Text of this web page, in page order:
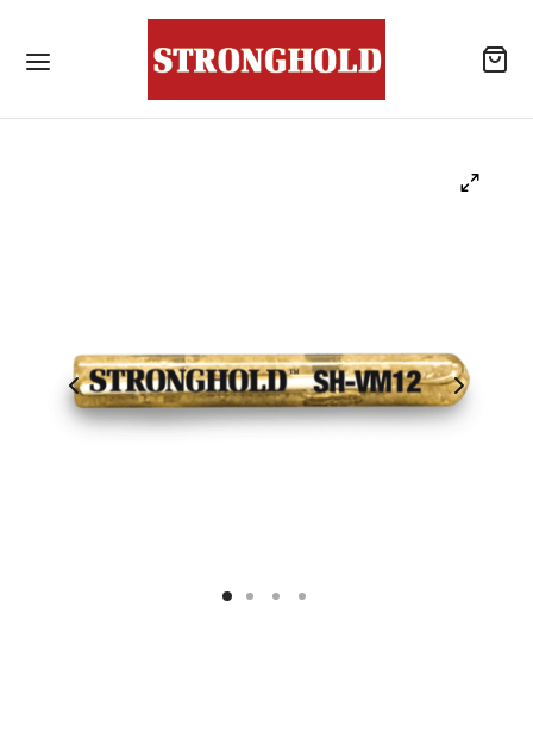
บไม่เจาะนำปลายสว่าน
เสริมสำหรับหลังคา
คมีสำหรับงานเจาะเสียบเหล็ก / พุกเคมี